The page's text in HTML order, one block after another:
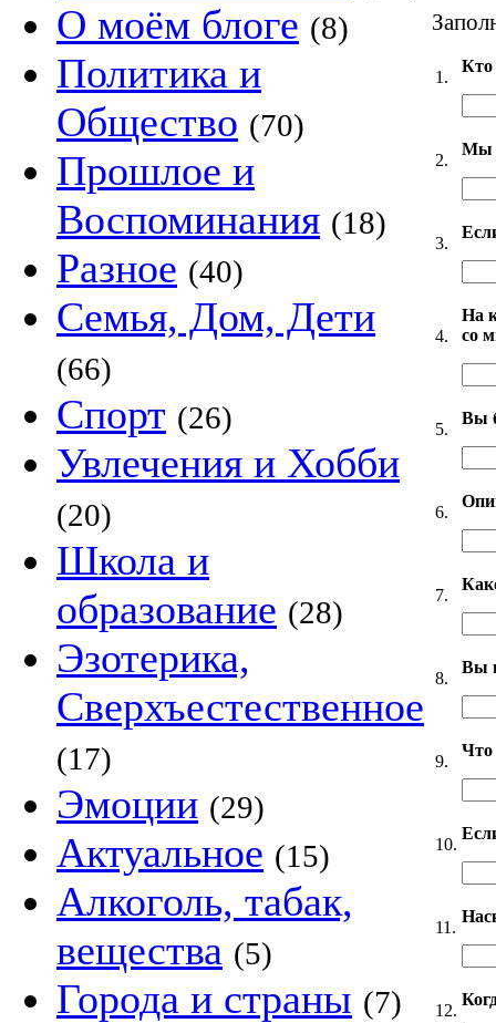
О моём блоге (8)
Политика и
Общество (70)
Прошлое и
Воспоминания (18)
Разное (40)
Семья, Дом, Дети
(66)
Спорт (26)
Увлечения и Хобби
(20)
Школа и
образование (28)
Эзотерика,
Сверхъестественное
(17)
Эмоции (29)
Актуальное (15)
Алкоголь, табак,
вещества (5)
Города и страны (7)
1.
2.
Мы
3.
4.
На
со
5.
Вы
6.
7.
8.
Вы
9.
Что
10.
11.
12.